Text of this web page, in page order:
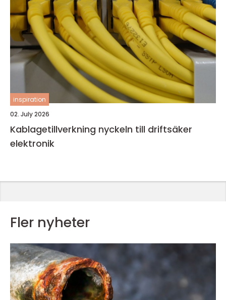
inspiration
02. July 2026
Kablagetillverkning nyckeln till driftsäker
elektronik
Fler nyheter